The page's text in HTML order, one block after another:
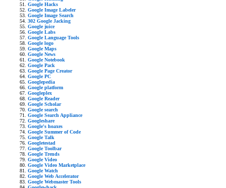
Google Hacks
Google Image Labeler
Google Image Search
302 Google Jacking
Google juice
Google Labs
Google Language Tools
Google logo
Google Maps
Google News
Google Notebook
Google Pack
Google Page Creator
Google PC
Googlepedia
Google platform
Googleplex
Google Reader
Google Scholar
Google search
Google Search Appliance
Googleshare
Google's hoaxes
Google Summer of Code
Google Talk
Googletestad
Google Toolbar
Google Trends
Google Video
Google Video Marketplace
Google Watch
Google Web Accelerator
Google Webmaster Tools